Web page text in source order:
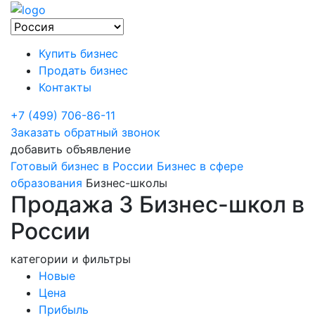
Купить бизнес
Продать бизнес
Контакты
+7 (499) 706-86-11
Заказать обратный звонок
добавить объявление
Готовый бизнес в России Бизнес в сфере
образования Бизнес-школы
Продажа 3 Бизнес-школ в
России
категории и фильтры
Новые
Цена
Прибыль